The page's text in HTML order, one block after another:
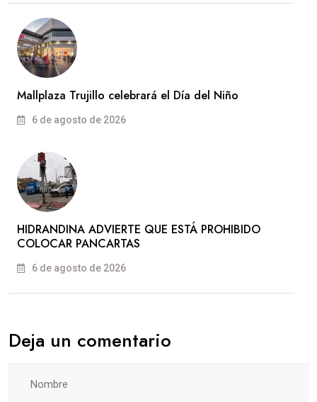
Mallplaza Trujillo celebrará el Día del Niño
6 de agosto de 2026
HIDRANDINA ADVIERTE QUE ESTÁ PROHIBIDO
COLOCAR PANCARTAS
6 de agosto de 2026
Deja un comentario